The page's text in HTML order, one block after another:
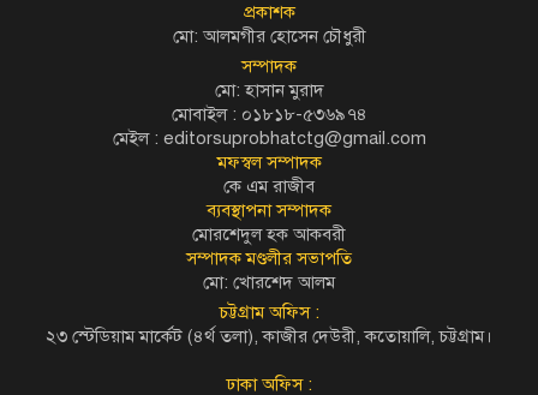
প্রকাশক
মো: আলমগীর হোসেন চৌধুরী
সম্পাদক
মো: হাসান মুরাদ
মোবাইল : ০১৮১৮-৫৩৬৯৭৪
মেইল : editorsuprobhatctg@gmail.com
মফস্বল সম্পাদক
কে এম রাজীব
ব্যবস্থাপনা সম্পাদক
মোরশেদুল হক আকবরী
সম্পাদক মণ্ডলীর সভাপতি
মো: খোরশেদ আলম
চট্টগ্রাম অফিস :
২৩ স্টেডিয়াম মার্কেট (৪র্থ তলা), কাজীর দেউরী, কতোয়ালি, চট্টগ্রাম।
ঢাকা অফিস :